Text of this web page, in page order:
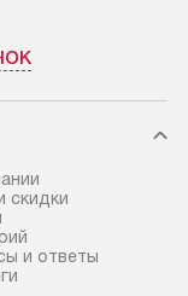
скидки
и ответы